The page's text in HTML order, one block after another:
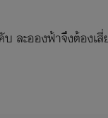
ละอองฟ้าจึงต้องเสี่